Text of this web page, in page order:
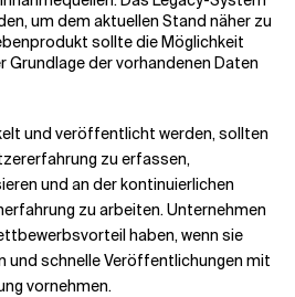
um dem aktuellen Stand näher zu
sollte die Möglichkeit
Grundlage der vorhandenen Daten
und veröffentlicht werden, sollten
zu erfassen,
und an der kontinuierlichen
zu arbeiten. Unternehmen
haben, wenn sie
und schnelle Veröffentlichungen mit
vornehmen.